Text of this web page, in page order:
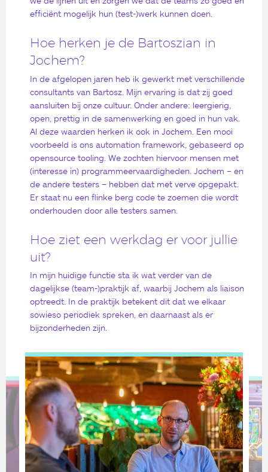
efficiënt mogelijk hun (test-)werk kunnen doen.
Hoe herken je de Bartoszian in
Jochem?
In de afgelopen jaren heb ik gewerkt met verschillende
consultants van Bartosz. Mijn ervaring is dat zij goed
aansluiten bij onze cultuur. Onder andere: leergierig,
open, prettig in de samenwerking en goed in hun vak.
Al deze waarden herken ik ook in Jochem. Een mooi
voorbeeld is ons automation framework, gebaseerd op
opensource tooling. We zochten hiervoor mensen met
(interesse in) programmeervaardigheden. Jochem – en
de andere testers – hebben dat met verve opgepakt.
Er staat nu een flinke berg code te zoemen die wordt
onderhouden door alle testers samen.
Hoe ziet een werkdag er voor jullie
uit?
In mijn huidige functie sta ik wat verder van de
dagelijkse (team-)praktijk af, waarbij Jochem als liaison
optreedt. In de praktijk betekent dit dat we elkaar
sowieso periodiek spreken, en daarnaast als er
bijzonderheden zijn.